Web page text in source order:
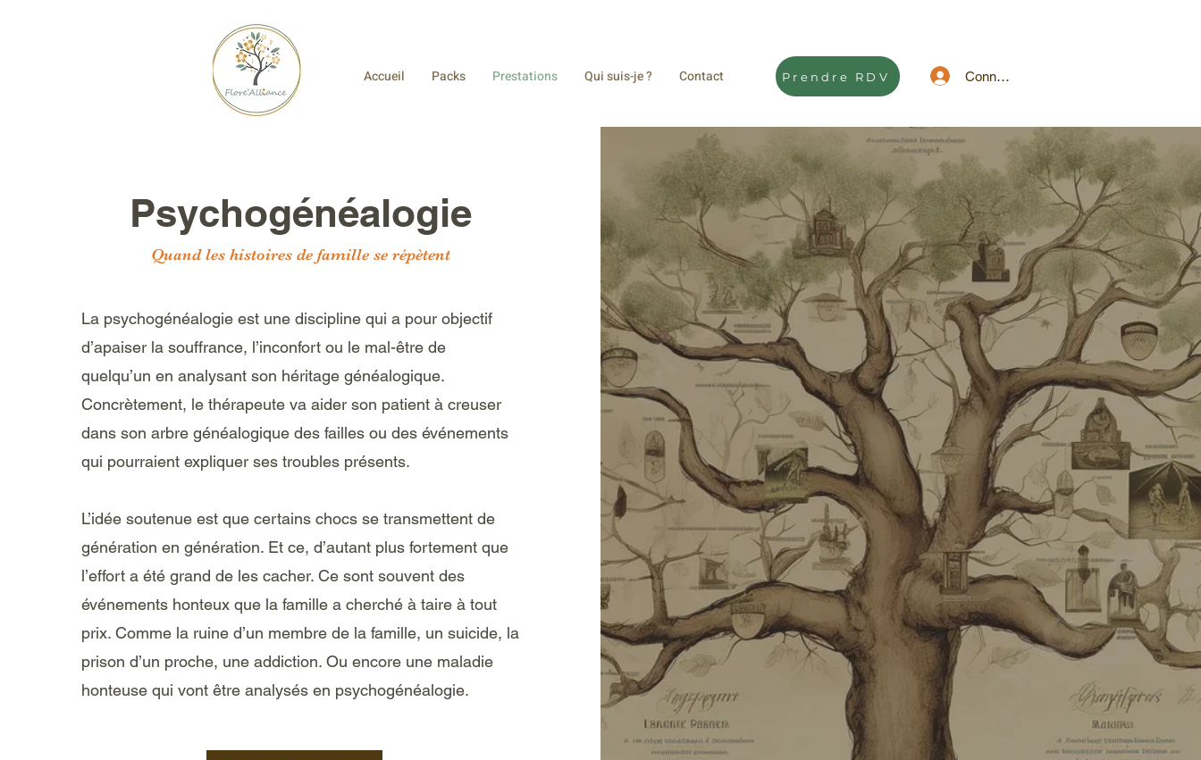
Accueil Packs Prestations Qui suis-je ? Contact Prendre RDV Connexion
Psychogénéalogie
Quand les histoires de famille se répètent
La psychogénéalogie est une discipline qui a pour objectif
d’apaiser la souffrance, l’inconfort ou le mal-être de
quelqu’un en analysant son héritage généalogique.
Concrètement, le thérapeute va aider son patient à creuser
dans son arbre généalogique des failles ou des événements
qui pourraient expliquer ses troubles présents.
L’idée soutenue est que certains chocs se transmettent de
génération en génération. Et ce, d’autant plus fortement que
l’effort a été grand de les cacher. Ce sont souvent des
événements honteux que la famille a cherché à taire à tout
prix. Comme la ruine d’un membre de la famille, un suicide, la
prison d’un proche, une addiction. Ou encore une maladie
honteuse qui vont être analysés en psychogénéalogie.